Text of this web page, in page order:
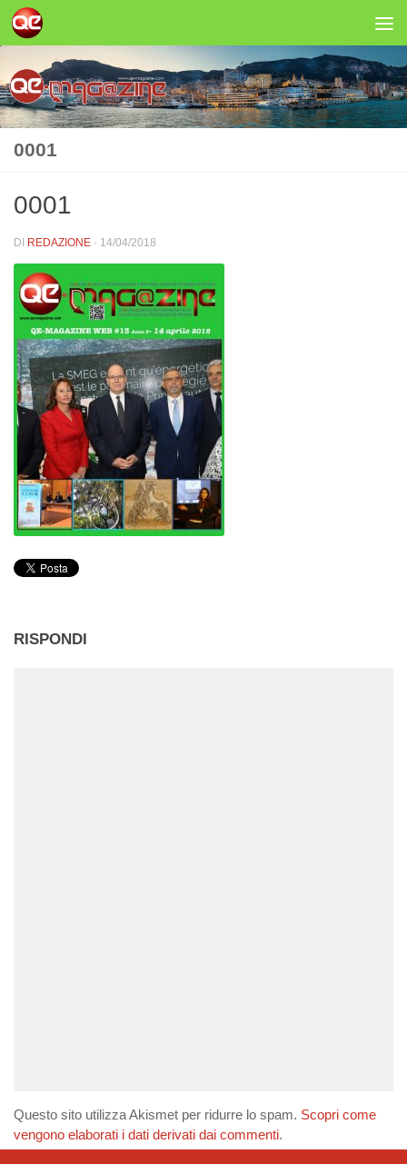
Salta al contenuto
0001
0001
DI REDAZIONE · 14/04/2018
RISPONDI
Questo sito utilizza Akismet per ridurre lo spam. Scopri come
vengono elaborati i dati derivati dai commenti.